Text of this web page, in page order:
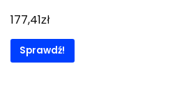
177,41zł
Sprawdź!